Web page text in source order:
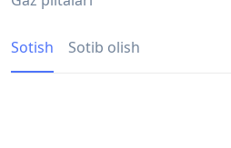
Sotish Sotib olish